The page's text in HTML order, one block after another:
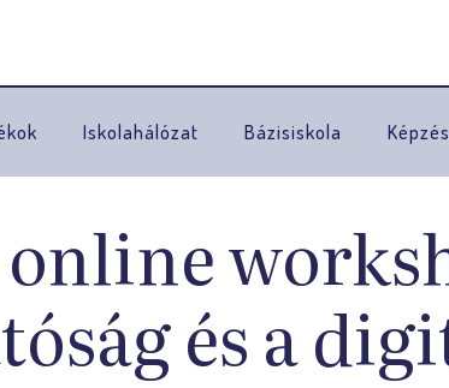
Iskolahálózat Bázisiskola
és a